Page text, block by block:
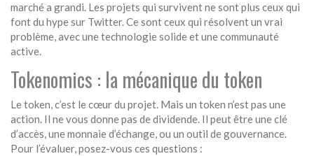
marché a grandi. Les projets qui survivent ne sont plus ceux qui
font du hype sur Twitter. Ce sont ceux qui résolvent un vrai
problème, avec une technologie solide et une communauté
active.
Tokenomics : la mécanique du token
Le token, c’est le cœur du projet. Mais un token n’est pas une
action. Il ne vous donne pas de dividende. Il peut être une clé
d’accès, une monnaie d’échange, ou un outil de gouvernance.
Pour l’évaluer, posez-vous ces questions :